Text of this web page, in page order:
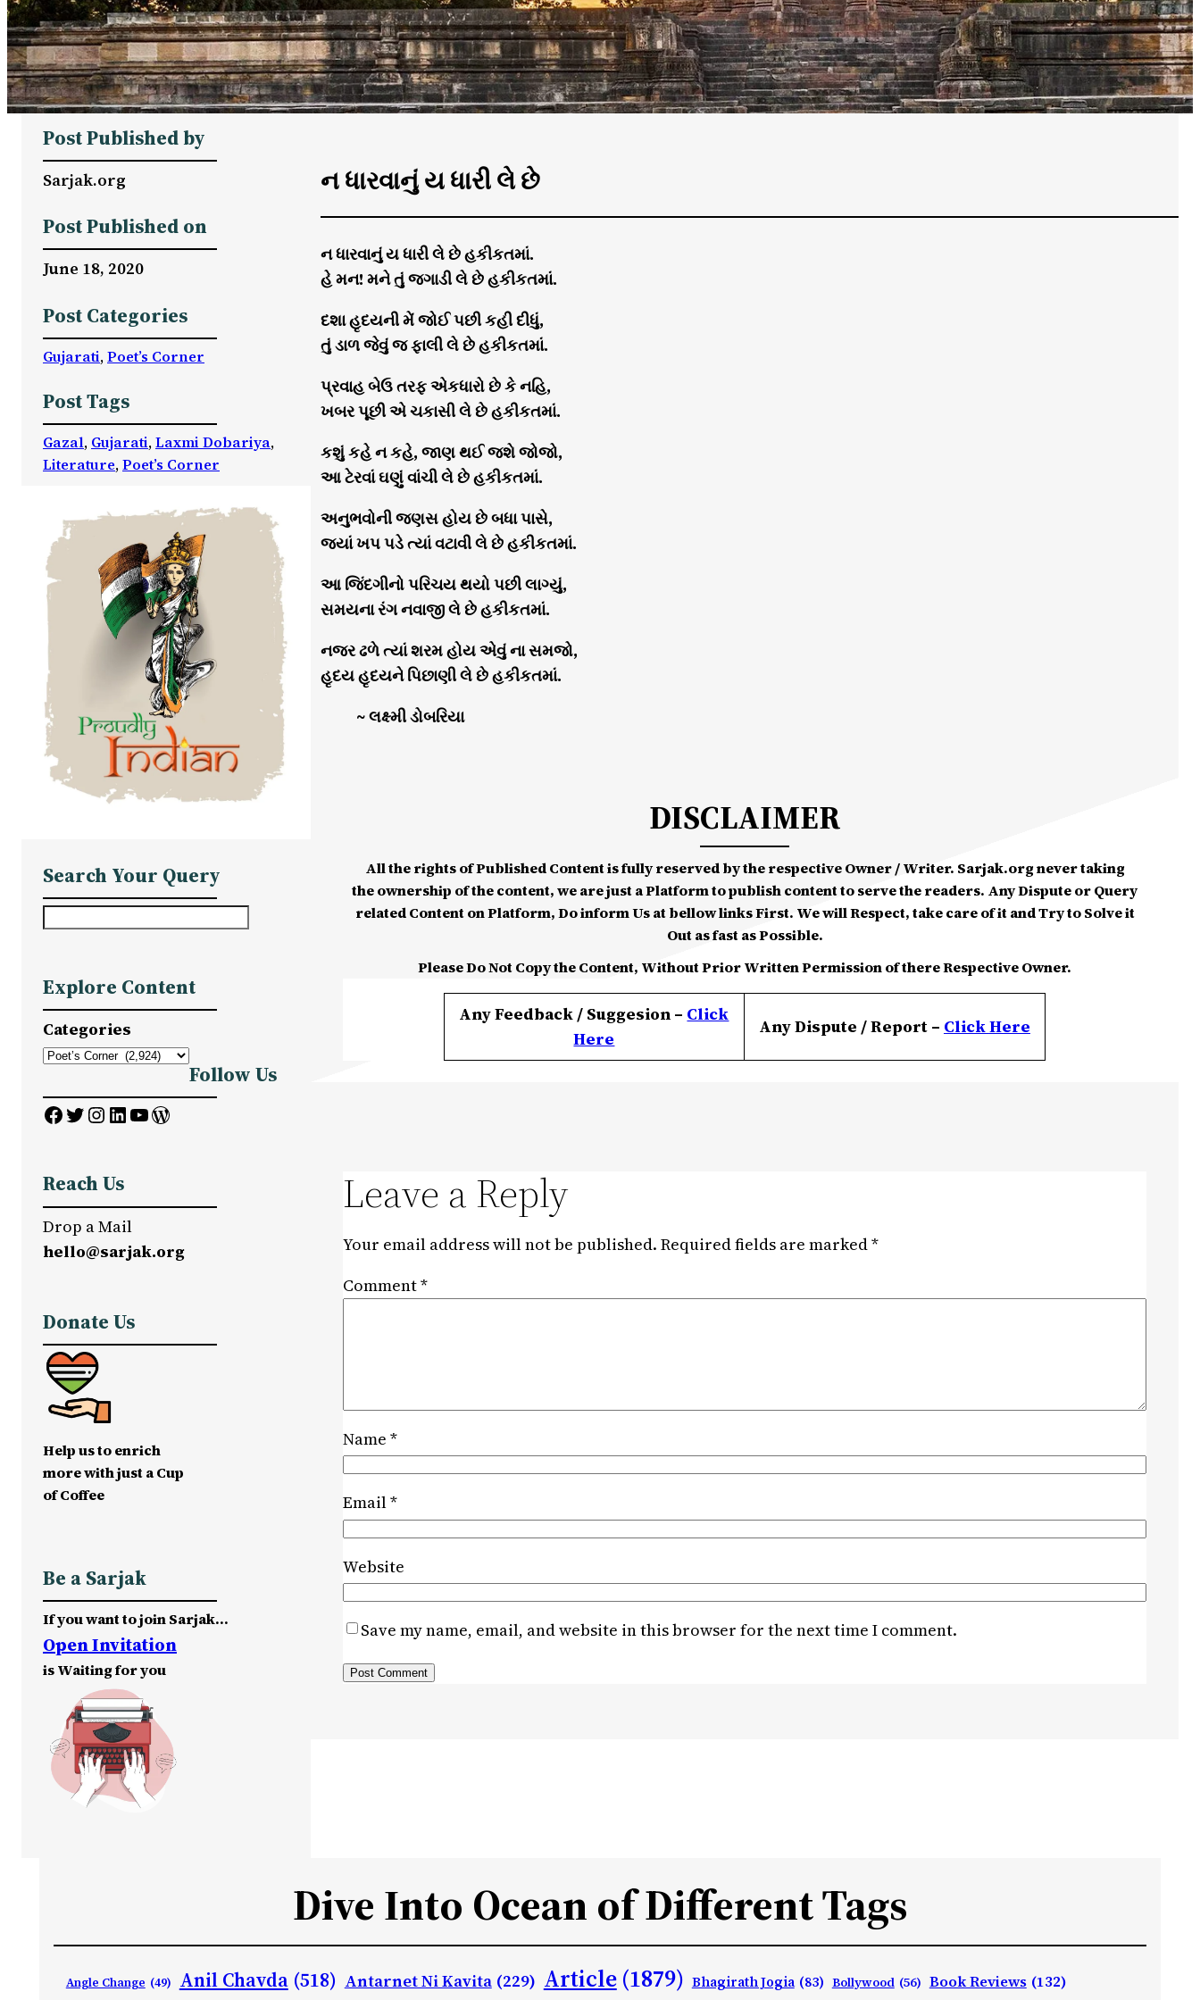
Post Published by
Sarjak.org
Post Published on
June 18, 2020
Post Categories
Gujarati, Poet’s Corner
Post Tags
Gazal, Gujarati, Laxmi Dobariya
Literature, Poet’s Corner
Search Your Query
r
c
h
Explore Content
Categories
Follow Us
Facebook Twitter InstagramLinkedIn YouTube WordPress
Reach Us
Drop a Mail
hello@sarjak.org
Donate Us
Help us to enrich
more with just a Cup
of Coffee
Be a Sarjak
If you want to join Sarjak…
Open Invitation
is Waiting for you
ન ધારવાનું ય ધારી લે છે
ન ધારવાનું ય ધારી લે છે હકીકતમાં.
હે મન! મને તું જગાડી લે છે હકીકતમાં.
દશા હૃદયની મેં જોઈ પછી કહી દીધું,
તું ડાળ જેવું જ ફાલી લે છે હકીકતમાં.
પ્રવાહ બેઉ તરફ એકધારો છે કે નહિ,
ખબર પૂછી એ ચકાસી લે છે હકીકતમાં.
કશું કહે ન કહે, જાણ થઈ જશે જોજો,
આ ટેરવાં ઘણું વાંચી લે છે હકીકતમાં.
અનુભવોની જણસ હોય છે બધા પાસે,
જ્યાં ખપ પડે ત્યાં વટાવી લે છે હકીકતમાં.
આ જિંદગીનો પરિચય થયો પછી લાગ્યું,
સમયના રંગ નવાજી લે છે હકીકતમાં.
નજર ઢળે ત્યાં શરમ હોય એવું ના સમજો,
હૃદય હૃદયને પિછાણી લે છે હકીકતમાં.
~ લક્ષ્મી ડોબરિયા
DISCLAIMER
All the rights of Published Content is fully reserved by the respective Owner / Writer. Sarjak.org never taking
the ownership of the content, we are just a Platform to publish content to serve the readers. Any Dispute or Query
related Content on Platform, Do inform Us at bellow links First. We will Respect, take care of it and Try to Solve it
Out as fast as Possible.
Please Do Not Copy the Content, Without Prior Written Permission of there Respective Owner.
Any Feedback / Suggesion – Click
Here
Any Dispute / Report – ClickHere
Leave a Reply
Your email address will not be published. Required fields are marked*
Comment*
Name *
Email*
Website
Save my name, email, and website in this browser for the next time I comment.
Dive Into Ocean of Different Tags
Angle Change (49) Anil Chavda (518) Antarnet Ni Kavita (229) Article (1879) Bhagirath Jogia (83) Bollywood (56) Book Reviews (132)